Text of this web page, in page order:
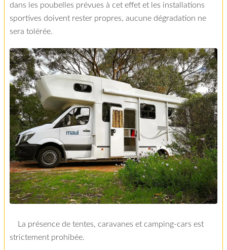
dans les poubelles prévues à cet effet et les installations
sportives doivent rester propres, aucune dégradation ne
sera tolérée.
La présence de tentes, caravanes et camping-cars est
strictement prohibée.